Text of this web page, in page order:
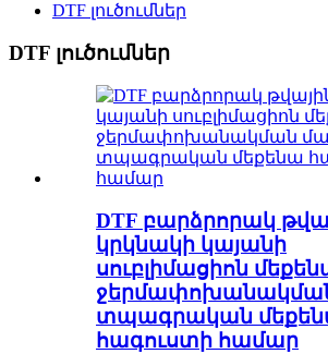
DTF լուծումներ
DTF լուծումներ
DTF բարձրորակ
կրկնակի կայանի
սուբլիմացիոն
ջերմափոխանակման
տպագրական
հագուստի համար